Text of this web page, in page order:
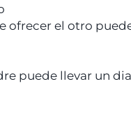
ofrecer el otro
puede llevar un